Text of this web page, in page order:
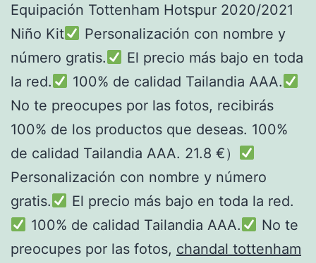
Equipación Tottenham Hotspur 2020/2021
Niño Kit
Personalización con nombre y
número gratis.
El precio más bajo en toda
la red.
100% de calidad Tailandia AAA.
No te preocupes por las fotos, recibirás
100% de los productos que deseas. 100%
de calidad Tailandia AAA. 21.8 €）
Personalización con nombre y número
gratis.
El precio más bajo en toda la red.
100% de calidad Tailandia AAA.
No te
preocupes por las fotos, chandal tottenham